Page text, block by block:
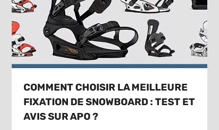
COMMENT CHOISIR LA MEILLEURE
FIXATION DE SNOWBOARD : TEST ET
AVIS SUR APO ?